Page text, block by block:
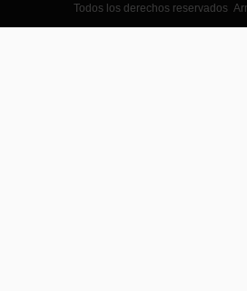
Todos los derechos reservados